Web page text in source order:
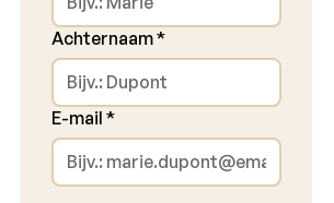
Achternaam*
E-mail *